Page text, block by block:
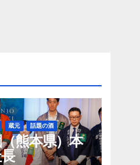
蔵元 話題の酒
熊本県）本